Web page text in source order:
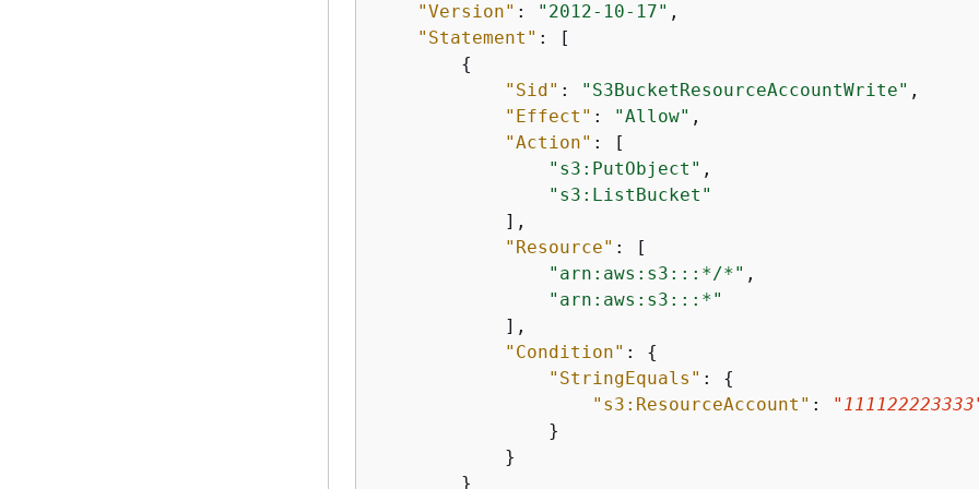
"Version" : "2012-10-17" ,
"Statement" : [
{
"Sid" : "S3BucketResourceAccountWrite" ,
"Effect" : "Allow" ,
"Action" : [
"s3:PutObject" ,
"s3:ListBucket"
            ],
"Resource" : [
"arn:aws:s3:::*/*" ,
"arn:aws:s3:::*"
            ],
"Condition" : {
"StringEquals" : {
"s3:ResourceAccount" :
                }
            }
        }